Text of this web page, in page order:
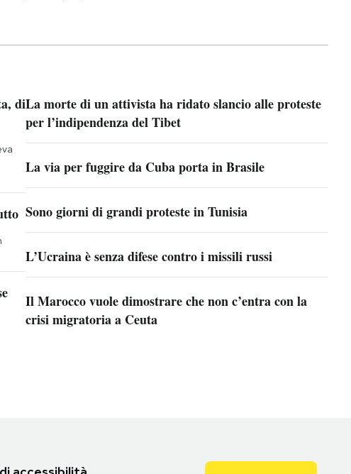
diLa morte di un attivista ha ridato slancio alle proteste
per l’indipendenza del Tibet
La via per fuggire da Cuba porta in Brasile
Sono giorni di grandi proteste in Tunisia
L’Ucraina è senza difese contro i missili russi
Il Marocco vuole dimostrare che non c’entra con la
crisi migratoria a Ceuta